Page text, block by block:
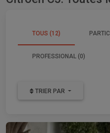
TOUS (12)
PROFESSIONAL (0)
TRIER PAR